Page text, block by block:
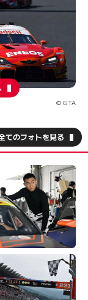
© GTA
てのフォトを見る